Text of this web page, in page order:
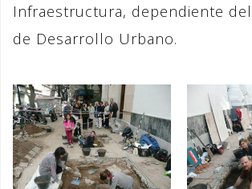
Infraestructura, dependiente
de Desarrollo Urbano.